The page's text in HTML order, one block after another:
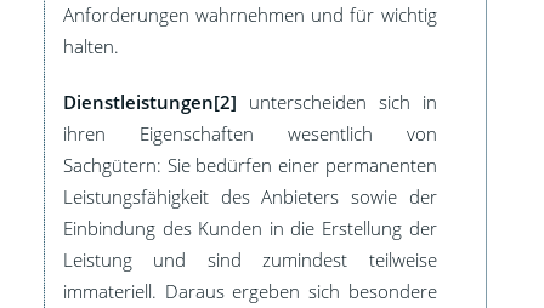
Anforderungen wahrnehmen und für wichtig
halten.
Dienstleistungen[2] unterscheiden sich in
ihren Eigenschaften wesentlich von
Sachgütern: Sie bedürfen einer permanenten
Leistungsfähigkeit des Anbieters sowie der
Einbindung des Kunden in die Erstellung der
Leistung und sind zumindest teilweise
immateriell. Daraus ergeben sich besondere